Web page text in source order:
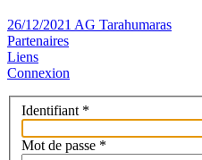
26/12/2021 AG Tarahumaras
Partenaires
Liens
Connexion
Identifiant *
Mot de passe *